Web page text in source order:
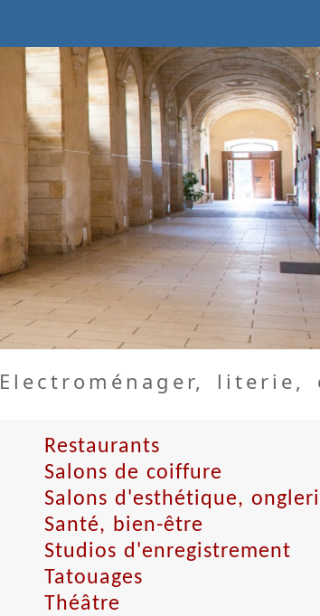
Electroménager, literie,
Restaurants
Salons de coiffure
Salons d'esthétique,
Santé, bien-être
Studios d'enregistrement
Tatouages
Théâtre